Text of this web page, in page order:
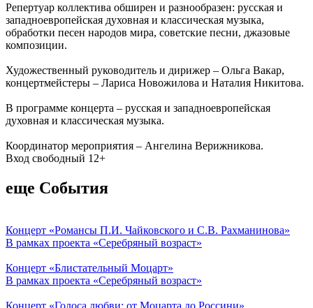
Репертуар коллектива обширен и разнообразен: русская и
западноевропейская духовная и классическая музыка,
обработки песен народов мира, советские песни, джазовые
композиции.
Художественный руководитель и дирижер – Ольга Вакар,
концертмейстеры – Лариса Новожилова и Наталия Никитова.
В программе концерта – русская и западноевропейская
духовная и классическая музыка.
Координатор мероприятия – Ангелина Верижникова.
Вход свободный 12+
еще События
Концерт «Романсы П.И. Чайковского и С.В. Рахманинова»
В рамках проекта «Серебряный возраст»
Концерт «Блистательный Моцарт»
В рамках проекта «Серебряный возраст»
Концерт «Голоса любви: от Моцарта до Россини»